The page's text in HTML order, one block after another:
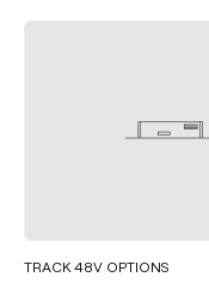
TRACK 48V OPTIONS